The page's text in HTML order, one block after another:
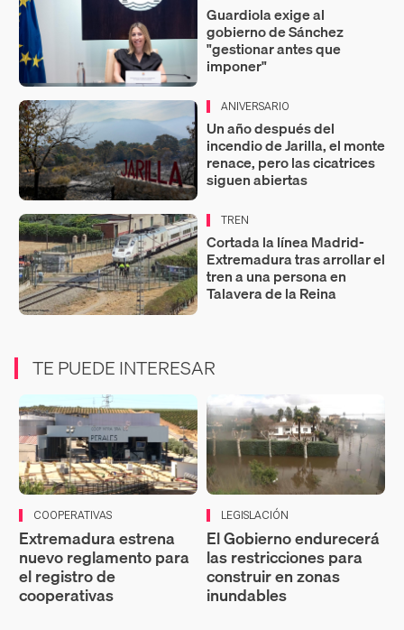
Guardiola exige al
gobierno de Sánchez
"gestionar antes que
imponer"
ANIVERSARIO
Un año después del
incendio de Jarilla, el monte
renace, pero las cicatrices
siguen abiertas
TREN
Cortada la línea Madrid-
Extremadura tras arrollar el
tren a una persona en
Talavera de la Reina
TE PUEDE INTERESAR
COOPERATIVAS
Extremadura estrena
nuevo reglamento para
el registro de
cooperativas
LEGISLACIÓN
El Gobierno endurecerá
las restricciones para
construir en zonas
inundables